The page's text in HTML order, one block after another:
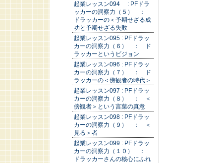
起業レッスン094 : PFドラ
ッカーの洞察力（５） ：
ドラッカーの＜予期せざる成
功と予期せざる失敗
起業レッスン095 : PFドラッ
カーの洞察力（６） ： ド
ラッカーというビジョン
起業レッスン096 : PFドラッ
カーの洞察力（７） ： ド
ラッカーの＜傍観者の時代＞
起業レッスン097 : PFドラッ
カーの洞察力（８） ： ＜
傍観者＞という言葉の真意
起業レッスン098 : PFドラッ
カーの洞察力（９） ： ＜
見る＞者
起業レッスン099 : PFドラッ
カーの洞察力（１０） ：
ドラッカーさんの核心にふれ